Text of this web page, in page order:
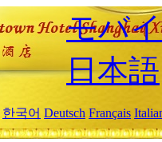
モバ
日本語
한국어 Deutsch Français